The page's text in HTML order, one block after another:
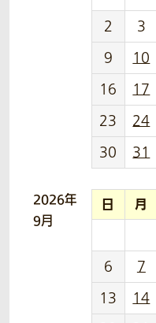
2
3
9
10
16
17
23
24
30
31
2026年
9月
日 月
6
7
13
14